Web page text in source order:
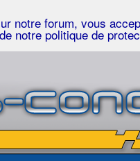
notre forum, vous
notre politique de